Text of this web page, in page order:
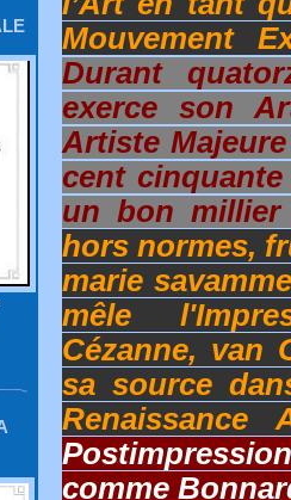
Mouvement
Durant
exerce son
Artiste
cent
un bon
hors normes,
marie
mêle
Cézanne, van
sa source
Renaissance
comme